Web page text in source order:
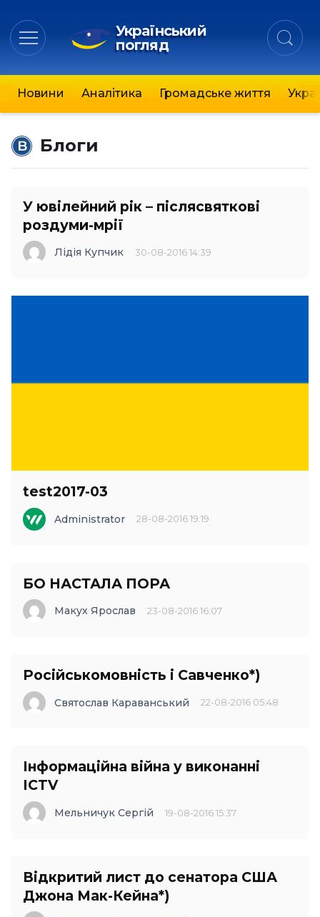
Український
погляд
Новини Аналітика Громадське життя
Блоги
У ювілейний рік – післясвяткові
роздуми-мрії
Лідія Купчик 30-08-2016 14:39
test2017-03
Administrator 28-08-2016 19:19
БО НАСТАЛА ПОРА
Макух Ярослав 23-08-2016 16:07
Російськомовність і Савченко*)
Святослав Караванський 22-08-2016 05:48
Інформаційна війна у виконанні
ICTV
Мельничук Сергій 19-08-2016 15:37
Відкритий лист до сенатора США
Джона Мак-Кейна*)